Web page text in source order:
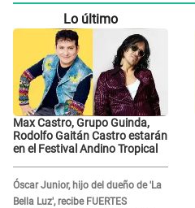
Lo último
Max Castro, Grupo Guinda,
Rodolfo Gaitán Castro estarán
en el Festival Andino Tropical
Óscar Junior, hijo del dueño de 'La
Bella Luz', recibe FUERTES